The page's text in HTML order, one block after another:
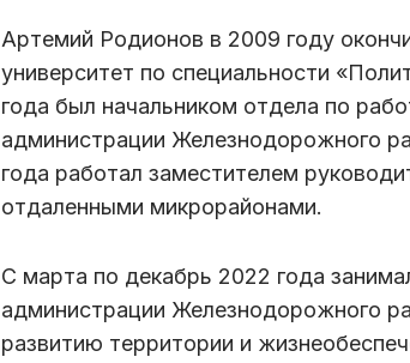
Артемий Родионов в 2009 году
университет по специальности
года был начальником отдела по
администрации Железнодорожного
года работал заместителем
отдаленными микрорайонами.
С марта по декабрь 2022 года
администрации Железнодорожного
развитию территории и